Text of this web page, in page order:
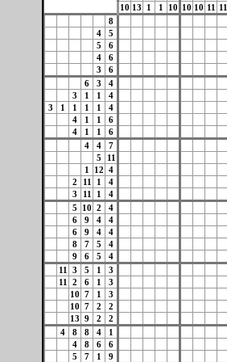
10 13 1 1 10 10 10 11 11
8
4
5
5
6
4
6
3
6
6
3
4
3
1 1
4
3
1 1 1 1
4
4
1 1
6
4
1 1
6
4
4
7
5
11
1
12 4
2
11 1
4
3
11 1
4
5
10 2
4
6
9 4
4
6
9 4
4
8
7 5
4
9
6 5
4
11
3 5 1
3
11
2 6 1
3
10 7 1
3
10 7 2
2
13 9 2
2
4
8 8 4
1
4
8 6
6
5
7 1
9